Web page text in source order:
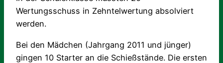
Wertungsschuss in Zehntelwertung absolviert
werden.
Bei den Mädchen (Jahrgang 2011 und jünger)
gingen 10 Starter an die Schießstände. Die ersten